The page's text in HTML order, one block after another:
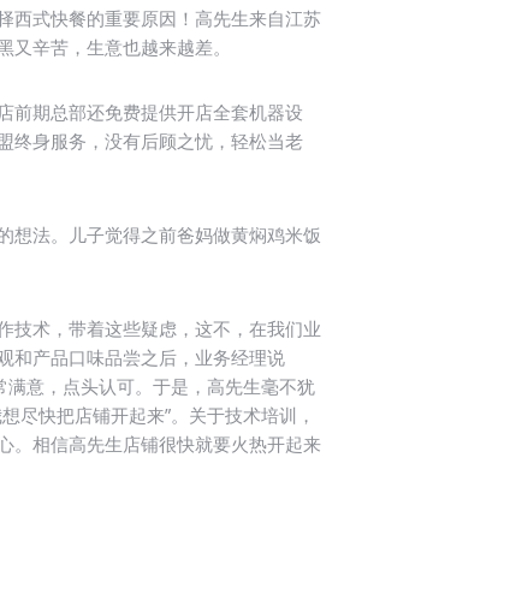
西式快餐的重要原因！高先生来自江苏
辛苦，生意也越来越差。
前期总部还免费提供开店全套机器设
终身服务，没有后顾之忧，轻松当老
想法。儿子觉得之前爸妈做黄焖鸡米饭
技术，带着这些疑虑，这不，在我们业
和产品口味品尝之后，业务经理说
意，点头认可。于是，高先生毫不犹
尽快把店铺开起来”。关于技术培训，
。相信高先生店铺很快就要火热开起来